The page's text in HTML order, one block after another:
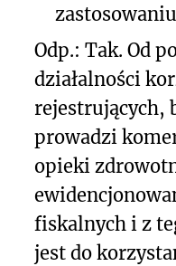
Odp.: Tak. Od
działalności
rejestrujących,
prowadzi
opieki
fiskalnych i z
jest do